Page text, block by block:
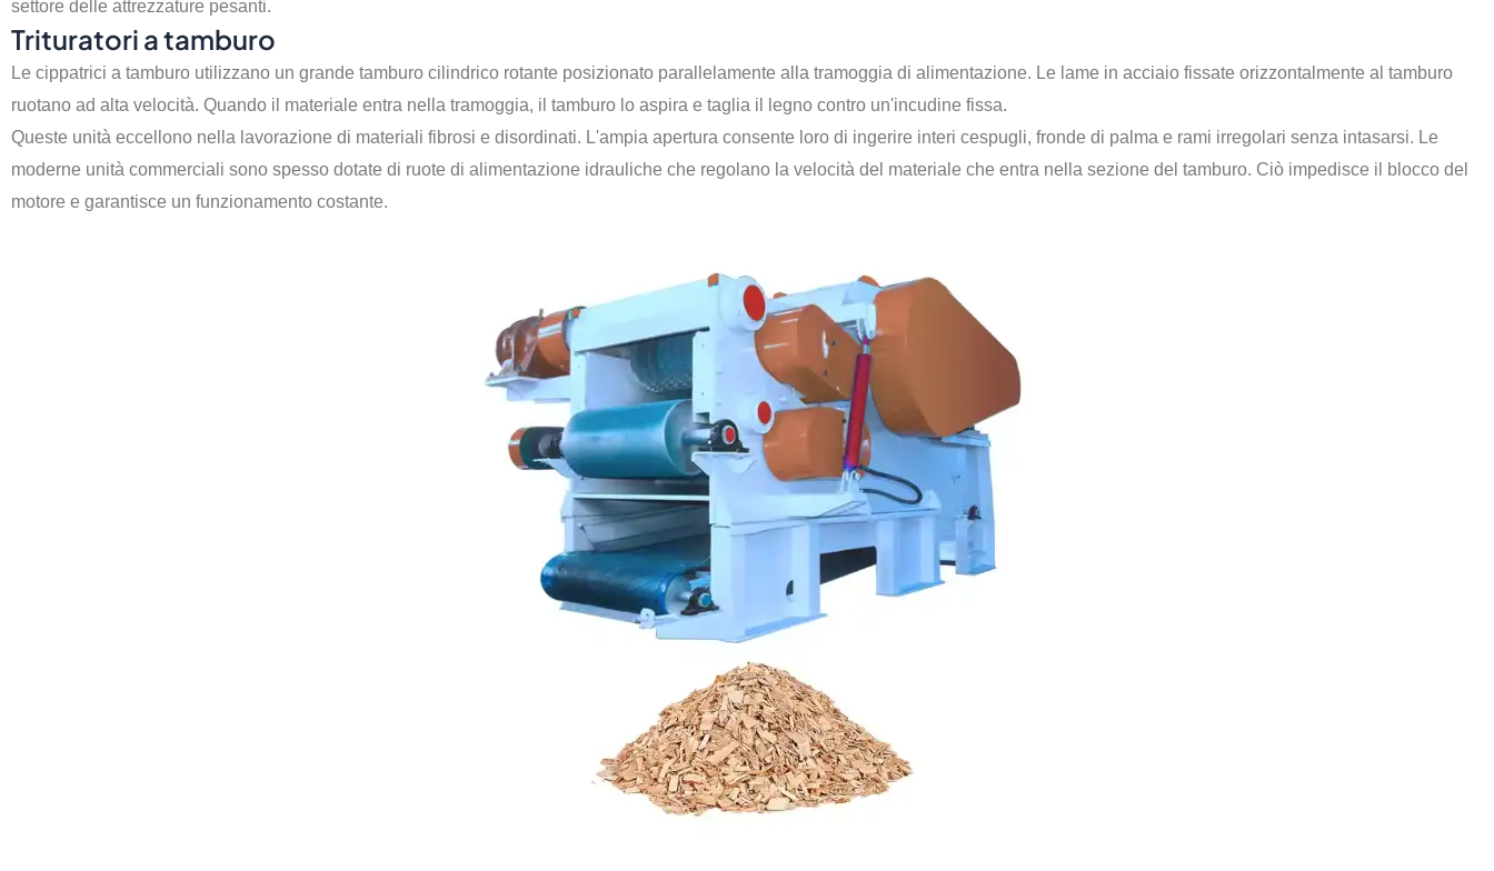
settore delle attrezzature pesanti.
Trituratori a tamburo
Le cippatrici a tamburo utilizzano un grande tamburo cilindrico rotante posizionato parallelamente alla tramoggia di alimentazione. Le lame in acciaio fissate orizzontalmente al tamburo
ruotano ad alta velocità. Quando il materiale entra nella tramoggia, il tamburo lo aspira e taglia il legno contro un'incudine fissa.
Queste unità eccellono nella lavorazione di materiali fibrosi e disordinati. L'ampia apertura consente loro di ingerire interi cespugli, fronde di palma e rami irregolari senza intasarsi. Le
moderne unità commerciali sono spesso dotate di ruote di alimentazione idrauliche che regolano la velocità del materiale che entra nella sezione del tamburo. Ciò impedisce il blocco del
motore e garantisce un funzionamento costante.